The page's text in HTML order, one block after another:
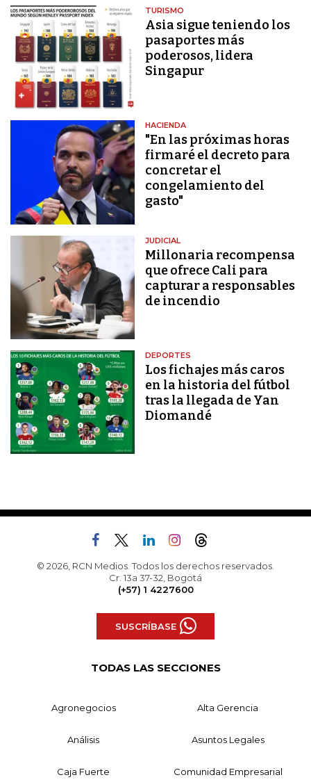
TURISMO
Asia sigue teniendo los
pasaportes más
poderosos, lidera
Singapur
HACIENDA
"En las próximas horas
firmaré el decreto para
concretar el
congelamiento del
gasto"
JUDICIAL
Millonaria recompensa
que ofrece Cali para
capturar a responsables
de incendio
DEPORTES
Los fichajes más caros
en la historia del fútbol
tras la llegada de Yan
Diomandé
© 2026, RCN Medios. Todos los derechos reservados.
Cr. 13a 37-32, Bogotá
(+57) 1 4227600
SUSCRÍBASE
TODAS LAS SECCIONES
Agronegocios Alta Gerencia
Análisis Asuntos Legales
Caja Fuerte Comunidad Empresarial